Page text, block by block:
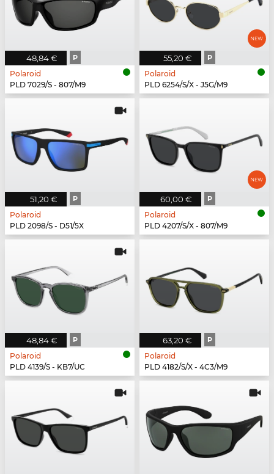
48,84 € P
Polaroid
PLD 7029/S - 807/M9
55,20 € P
Polaroid
PLD 6254/S/X - J5G/M9
51,20 € P
Polaroid
PLD 2098/S - D51/5X
60,00 € P
Polaroid
PLD 4207/S/X - 807/M9
48,84 € P
Polaroid
PLD 4139/S - KB7/UC
63,20 € P
Polaroid
PLD 4182/S/X - 4C3/M9